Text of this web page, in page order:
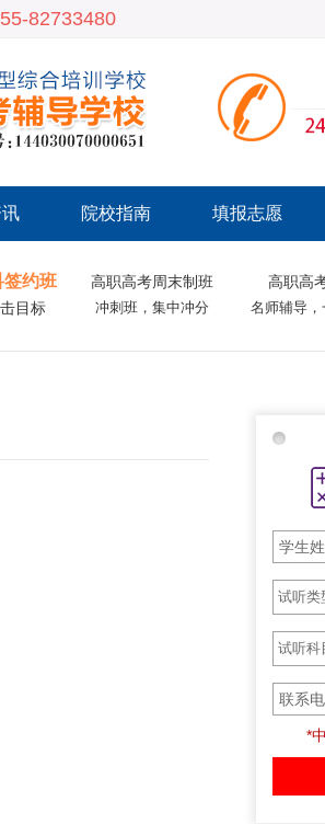
82733480
院校指南 填报志愿
签约班
目标
高职高考周末制班
冲刺班，集中冲分
高职高
名师辅导
*